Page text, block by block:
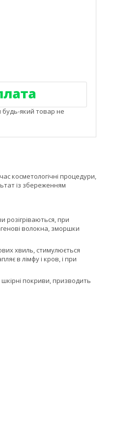
будь-який товар не
косметологічні процедури,
із збереженням
розігріваються, при
волокна, зморшки
хвиль, стимулюється
в лімфу і кров, і при
покриви, призводить